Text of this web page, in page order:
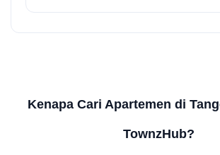
Kenapa Cari Apartemen di
TownzHub?